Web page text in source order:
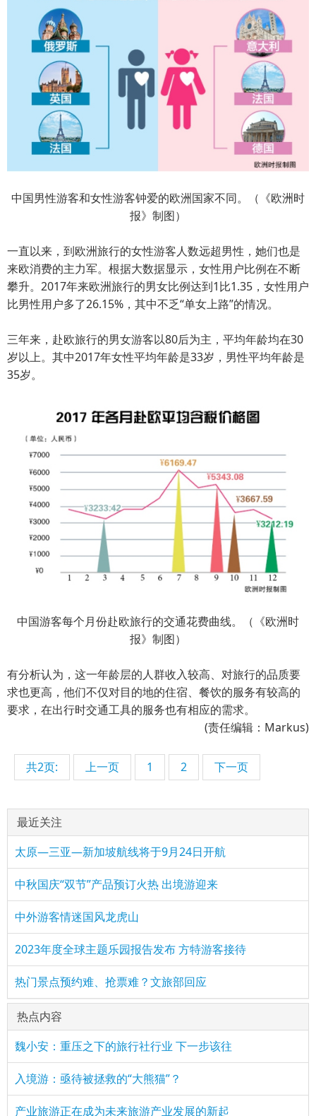
中国男性游客和女性游客钟爱的欧洲国家不同。（《欧洲时
报》制图）
一直以来，到欧洲旅行的女性游客人数远超男性，她们也是
来欧消费的主力军。根据大数据显示，女性用户比例在不断
攀升。2017年来欧洲旅行的男女比例达到1比1.35，女性用户
比男性用户多了26.15%，其中不乏“单女上路”的情况。
三年来，赴欧旅行的男女游客以80后为主，平均年龄均在30
岁以上。其中2017年女性平均年龄是33岁，男性平均年龄是
35岁。
中国游客每个月份赴欧旅行的交通花费曲线。（《欧洲时
报》制图）
有分析认为，这一年龄层的人群收入较高、对旅行的品质要
求也更高，他们不仅对目的地的住宿、餐饮的服务有较高的
要求，在出行时交通工具的服务也有相应的需求。
(责任编辑：Markus)
共2页: 上一页 1 2 下一页
最近关注
太原—三亚—新加坡航线将于9月24日开航
中秋国庆“双节”产品预订火热 出境游迎来
中外游客情迷国风龙虎山
2023年度全球主题乐园报告发布 方特游客接待
热门景点预约难、抢票难？文旅部回应
热点内容
魏小安：重压之下的旅行社行业 下一步该往
入境游：亟待被拯救的“大熊猫”？
产业旅游正在成为未来旅游产业发展的新起